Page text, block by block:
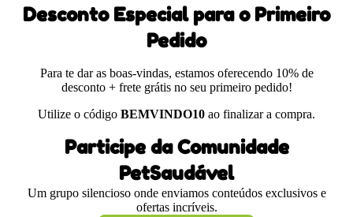
Desconto Especial para o Primeiro
Pedido
Para te dar as boas-vindas, estamos oferecendo 10% de
desconto + frete grátis no seu primeiro pedido!
Utilize o código BEMVINDO10 ao finalizar a compra.
Participe da Comunidade
PetSaudável
Um grupo silencioso onde enviamos conteúdos exclusivos e
ofertas incríveis.